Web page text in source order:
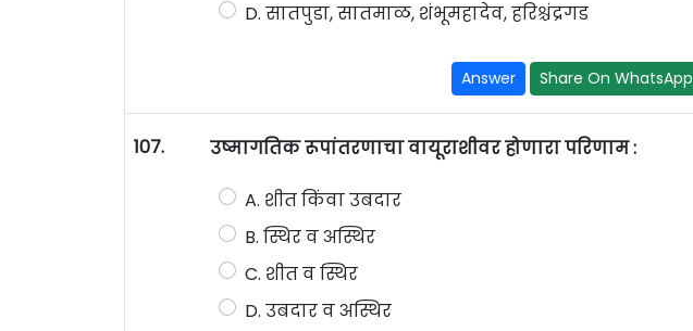
D. सातपुडा, सातमाळ, शंभूमहादेव, हरिश्चंद्रगड
Answer Share On WhatsApp
107. उष्मागतिक रूपांतरणाचा वायूराशीवर होणारा परिणाम :
A. शीत किंवा उबदार
B. स्थिर व अस्थिर
C. शीत व स्थिर
D. उबदार व अस्थिर